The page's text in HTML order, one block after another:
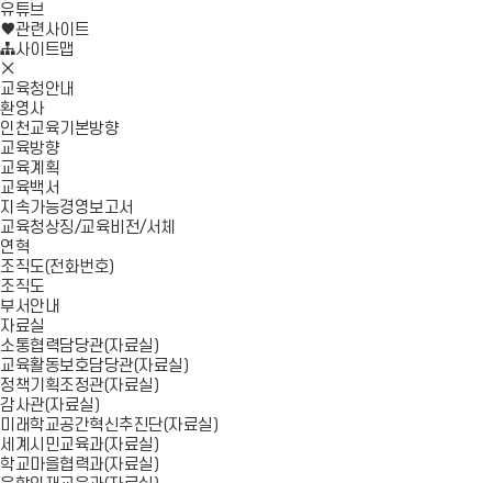
기
유튜브
로
가
관련사이트
사이트맵
모
바
일
메
뉴
닫
기
교육청안내
환영사
인천교육기본방향
교육방향
교육계획
교육백서
지속가능경영보고서
교육청상징/교육비전/서체
연혁
조직도(전화번호)
조직도
부서안내
자료실
소통협력담당관(자료실)
교육활동보호담당관(자료실)
정책기획조정관(자료실)
감사관(자료실)
미래학교공간혁신추진단(자료실)
세계시민교육과(자료실)
학교마을협력과(자료실)